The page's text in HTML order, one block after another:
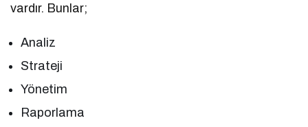
vardır. Bunlar;
Analiz
Strateji
Yönetim
Raporlama